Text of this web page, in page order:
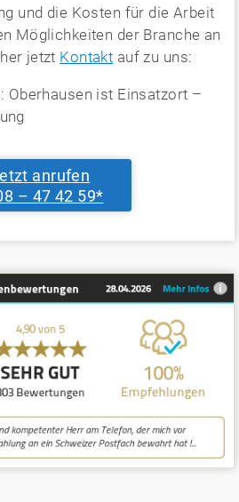
und die Kosten für die Arbeit
Möglichkeiten der Branche an
jetzt Kontakt auf zu uns:
Oberhausen ist Einsatzort –
anrufen
– 47 42 59*